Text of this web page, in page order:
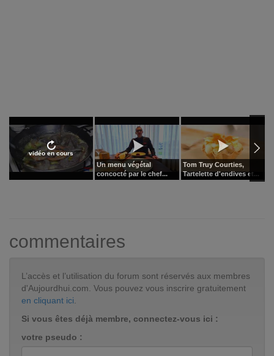
vidéo en cours
Un menu végétal
concocté par le chef...
Tom Truy Courties,
Tartelette d'endives et...
commentaires
L’accès et l’utilisation du forum sont réservés aux membres
d'Aujourdhui.com. Vous pouvez vous inscrire gratuitement
en cliquant ici.
Si vous êtes déjà membre, connectez-vous ici :
votre pseudo :